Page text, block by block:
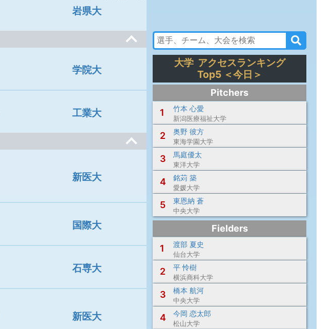
岩県大
学院大
工業大
新医大
国際大
石専大
新医大
大学 アクセスランキング
Top5 ＜今日＞
Pitchers
1
竹本 心愛
新潟医療福祉大学
2 奥野 彼方
東海学園大学
3 馬庭優太
東洋大学
4 銘苅 築
愛媛大学
5 東恩納 蒼
中央大学
Fielders
1
渡部 夏史
仙台大学
2 平 怜樹
横浜商科大学
3 橋本 航河
中央大学
4 今岡 恋太郎
松山大学